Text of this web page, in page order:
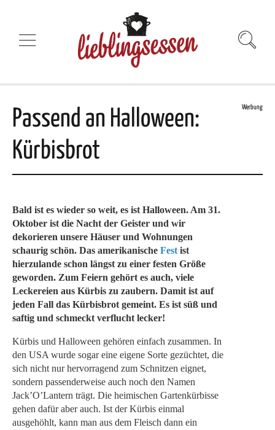
Passend an Halloween:
Kürbisbrot
Werbung
Bald ist es wieder so weit, es ist Halloween. Am 31.
Oktober ist die Nacht der Geister und wir
dekorieren unsere Häuser und Wohnungen
schaurig schön. Das amerikanische Fest ist
hierzulande schon längst zu einer festen Größe
geworden. Zum Feiern gehört es auch, viele
Leckereien aus Kürbis zu zaubern. Damit ist auf
jeden Fall das Kürbisbrot gemeint. Es ist süß und
saftig und schmeckt verflucht lecker!
Kürbis und Halloween gehören einfach zusammen. In
den USA wurde sogar eine eigene Sorte gezüchtet, die
sich nicht nur hervorragend zum Schnitzen eignet,
sondern passenderweise auch noch den Namen
Jack’O’Lantern trägt. Die heimischen Gartenkürbisse
gehen dafür aber auch. Ist der Kürbis einmal
ausgehöhlt, kann man aus dem Fleisch dann ein